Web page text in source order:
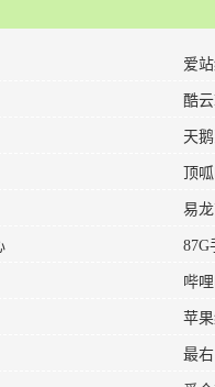
爱
酷
天
顶
易
87G
哔
苹
最右